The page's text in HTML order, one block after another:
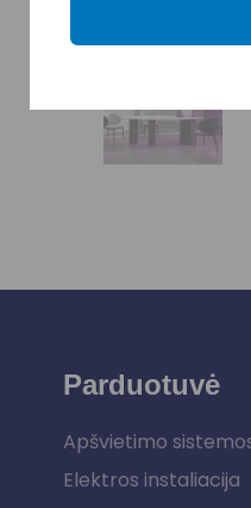
Parduotuvė
Apšvietimo
Elektros instaliacija